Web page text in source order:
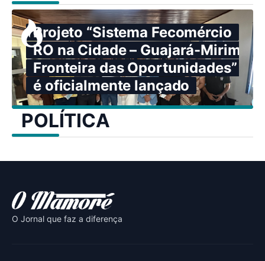
Projeto “Sistema Fecomércio
RO na Cidade – Guajará-Mirim:
Fronteira das Oportunidades”
é oficialmente lançado
POLÍTICA
O Jornal que faz a diferença